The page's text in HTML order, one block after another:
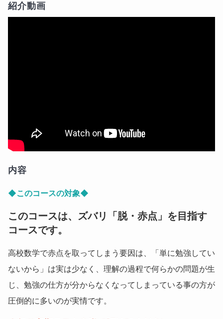
紹介動画
内容
◆このコースの対象◆
このコースは、ズバリ「脱・赤点」を目指す
コースです。
高校数学で赤点を取ってしまう要因は、「単に勉強してい
ないから」は実は少なく、理解の過程で何らかの問題が生
じ、勉強の仕方が分からなくなってしまっている事の方が
圧倒的に多いのが実情です。